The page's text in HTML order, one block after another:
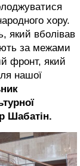
хору.
який вболівав
за межами
фронт, який
нашої
Шабатін.